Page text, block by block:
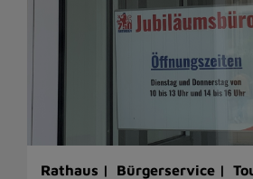
Rathaus | Bürgerservice |